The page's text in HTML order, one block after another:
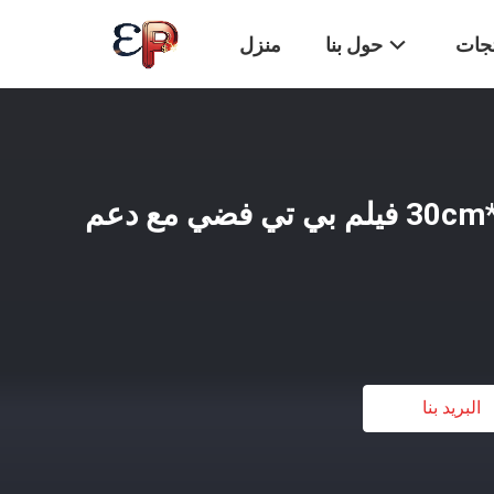
منزل حول بنا
30cm*100m/60cm*100m فيلم بي تي فضي مع دعم
البريد بنا